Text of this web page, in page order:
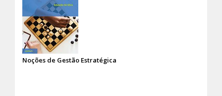
Noções de Gestão Estratégica